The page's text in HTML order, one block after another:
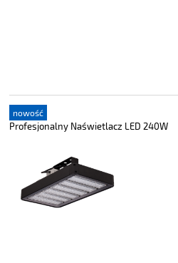
Profesjonalny Naświetlacz LED 240W
nowość